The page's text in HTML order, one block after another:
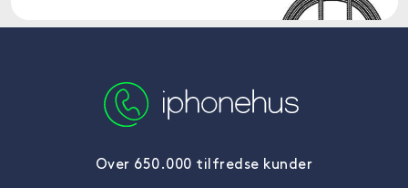
Over 650.000 tilfredse kunder